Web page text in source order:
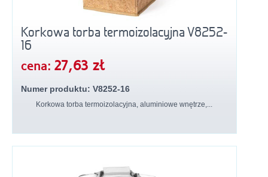
Korkowa torba termoizolacyjna V8252-
16
cena: 27,63 zł
Numer produktu: V8252-16
Korkowa torba termoizolacyjna, aluminiowe wnętrze,...